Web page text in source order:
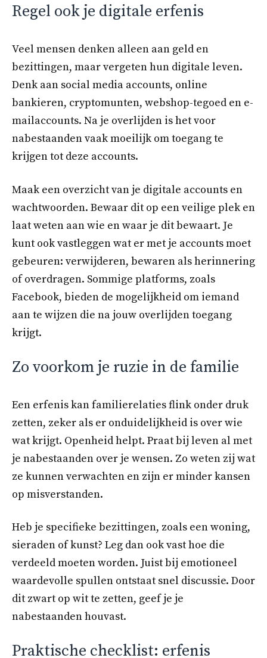
Regel ook je digitale erfenis
Veel mensen denken alleen aan geld en
bezittingen, maar vergeten hun digitale leven.
Denk aan social media accounts, online
bankieren, cryptomunten, webshop-tegoed en e-
mailaccounts. Na je overlijden is het voor
nabestaanden vaak moeilijk om toegang te
krijgen tot deze accounts.
Maak een overzicht van je digitale accounts en
wachtwoorden. Bewaar dit op een veilige plek en
laat weten aan wie en waar je dit bewaart. Je
kunt ook vastleggen wat er met je accounts moet
gebeuren: verwijderen, bewaren als herinnering
of overdragen. Sommige platforms, zoals
Facebook, bieden de mogelijkheid om iemand
aan te wijzen die na jouw overlijden toegang
krijgt.
Zo voorkom je ruzie in de familie
Een erfenis kan familierelaties flink onder druk
zetten, zeker als er onduidelijkheid is over wie
wat krijgt. Openheid helpt. Praat bij leven al met
je nabestaanden over je wensen. Zo weten zij wat
ze kunnen verwachten en zijn er minder kansen
op misverstanden.
Heb je specifieke bezittingen, zoals een woning,
sieraden of kunst? Leg dan ook vast hoe die
verdeeld moeten worden. Juist bij emotioneel
waardevolle spullen ontstaat snel discussie. Door
dit zwart op wit te zetten, geef je je
nabestaanden houvast.
Praktische checklist: erfenis